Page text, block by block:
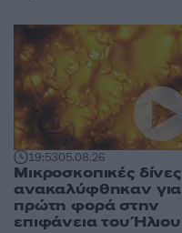
19:5305.08.26
Μικροσκοπικές δίνες
ανακαλύφθηκαν για
πρώτη φορά στην
επιφάνεια του Ήλιου